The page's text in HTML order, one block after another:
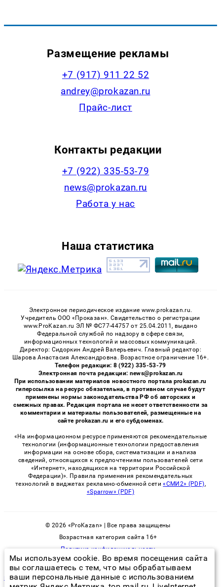
Размещение рекламы
+7 (917) 911 22 52
andrey@prokazan.ru
Прайс-лист
Контакты редакции
+7 (922) 335-53-79
news@prokazan.ru
Работа у нас
Наша статистика
Электронное периодическое издание www.prokazan.ru.
Учредитель ООО «Проказан». Cвидетельство о регистрации
www.ProKazan.ru ЭЛ № ФС77-44757 от 25.04.2011, выдано
Федеральной службой по надзору в сфере связи,
информационных технологий и массовых коммуникаций.
Директор: Сидоркин Андрей Валерьевич. Главный редактор:
Шарова Анастасия Александровна. Возрастное ограничение 16+.
Телефон редакции: 8 (922) 335-53-79
Электронная почта редакции: news@prokazan.ru
При использовании материалов новостного портала prokazan.ru
гиперссылка на ресурс обязательна, в противном случае будут
применены нормы законодательства РФ об авторских и
смежных правах. Редакция портала не несет ответственности за
комментарии и материалы пользователей, размещенные на
сайте prokazan.ru и его субдоменах.
«На информационном ресурсе применяются рекомендательные
технологии (информационные технологии предоставления
информации на основе сбора, систематизации и анализа
сведений, относящихся к предпочтениям пользователей сети
«Интернет», находящихся на территории Российской
Федерации)». Правила применения рекомендательных
технологий в виджетах рекламно-обменной сети«СМИ2» (PDF),
«Sparrow» (PDF)
© 2026 «ProKazan» | Все права защищены
Возрастная категория сайта 16+
Политика конфиденциальности
щитники водные
Мы используем cookie. Во время посещения сайта
вы соглашаетесь с тем, что мы обрабатываем
ваши персональные данные с использованием